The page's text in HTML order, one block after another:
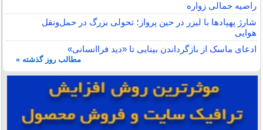
راضیه جمالی زواره
شارژ پهپادها با لیزر در حین پرواز؛ تحولی بزرگ در حمل‌ونقل
هوایی
ادعای ماسک از بازگرداندن بینایی تا «دید فراانسانی»
مطالب روز گذشته »